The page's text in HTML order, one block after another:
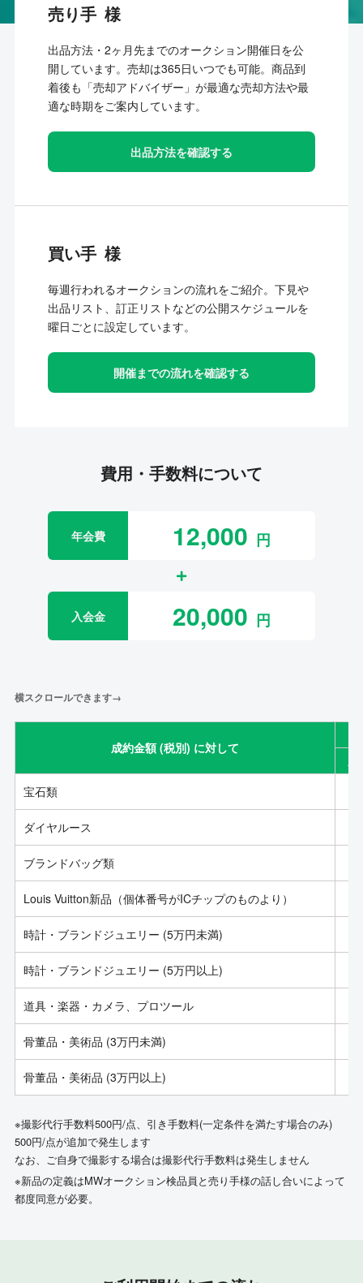
売り手
出品方法・2ヶ月先までのオークション開催日を公
開しています。売却は365日いつでも可能。商品到
着後も「売却アドバイザー」が最適な売却方法や最
適な時期をご案内しています。
出品方法を確認する
買い手
毎週行われるオークションの流れをご紹介。下見や
出品リスト、訂正リストなどの公開スケジュールを
曜日ごとに設定しています。
開催までの流れを確認する
費用・手数料について
年会費 12,000
入会金 20,000
横スクロールできます→
成約金額 (税別) に対して
宝石類
ダイヤルース
ブランドバッグ類
Louis Vuitton新品（個体番号がICチップのものより）
時計・ブランドジュエリー (5万円未満)
時計・ブランドジュエリー (5万円以上)
道具・楽器・カメラ、プロツール
骨董品・美術品 (3万円未満)
骨董品・美術品 (3万円以上)
※撮影代行手数料500円/点、引き手数料(一定条件を満たす場合のみ)
500円/点が追加で発生します
なお、ご自身で撮影する場合は撮影代行手数料は発生しません
※新品の定義はMWオークション検品員と売り手様の話し合いによって
都度同意が必要。